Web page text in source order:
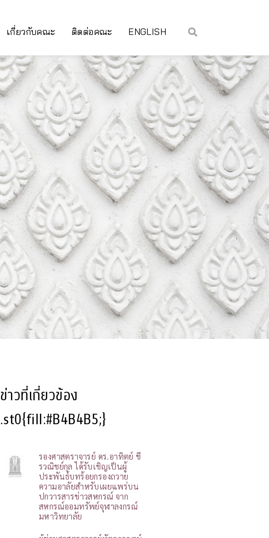
เกี่ยวกับคณะ ติดต่อคณะ ENGLISH
ข่าวที่เกี่ยวข้อง
.st0{fill:#B4B4B5;}
รองศาสตราจารย์ ดร.อาทิตย์ ชี
รวณิชย์กุล ได้รับเชิญเป็นผู้
ประพันธ์บทร้อยกรองถวาย
ความอาลัยสำหรับเผยแพร่บน
ปกวารสารข่าวสหกรณ์ จาก
สหกรณ์ออมทรัพย์จุฬาลงกรณ์
มหาวิทยาลัย